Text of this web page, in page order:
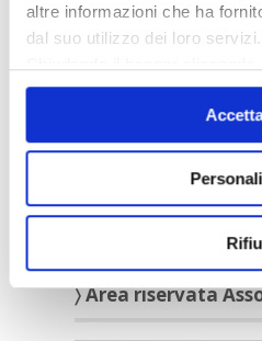
altre informazioni che ha
dal suo utilizzo dei loro servizi.
solo i cookie necessari.
»Raccolta Confedilizia
Novità
Rassegna stampa
»Notizie dal mondo
〉 Area riservata